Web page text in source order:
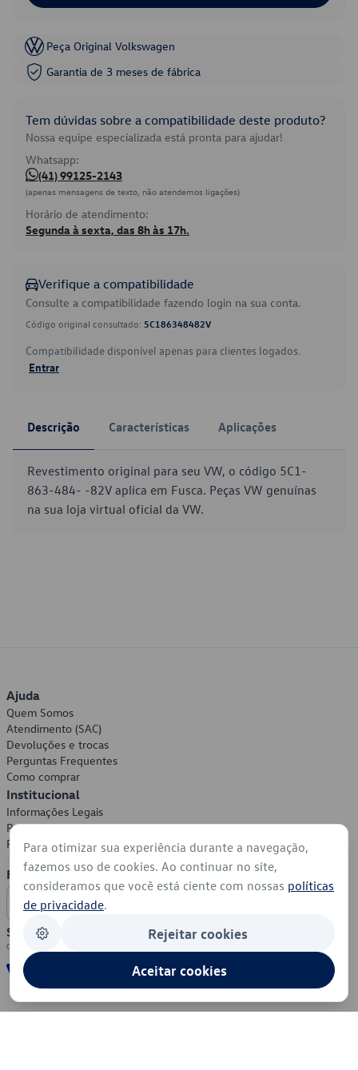
Peça Original Volkswagen
Garantia de 3 meses de fábrica
Tem dúvidas sobre a compatibilidade deste produto?
Nossa equipe especializada está pronta para ajudar!
Whatsapp:
(41) 99125-2143
(apenas mensagens de texto, não atendemos ligações)
Horário de atendimento:
Segunda à sexta, das 8h às 17h.
Verifique a compatibilidade
Consulte a compatibilidade fazendo login na sua conta.
Código original consultado: 5C186348482V
Compatibilidade disponível apenas para clientes logados.
Entrar
Descrição Características Aplicações
Revestimento original para seu VW, o código 5C1-
863-484- -82V aplica em Fusca. Peças VW genuínas
na sua loja virtual oficial da VW.
Ajuda
Quem Somos
Atendimento (SAC)
Devoluções e trocas
Perguntas Frequentes
Como comprar
Institucional
Informações Legais
Política de Privacidade
Política de Cookies
Formas de Pagamento
Segurança
Para otimizar sua experiência durante a navegação,
fazemos uso de cookies. Ao continuar no site,
consideramos que você está ciente com nossas políticas
de privacidade.
Rejeitar cookies
Aceitar cookies